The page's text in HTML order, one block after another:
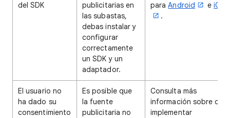
del SDK
publicitarias en
las subastas,
debas instalar y
configurar
correctamente
un SDK y un
adaptador.
paraAndroid eiOS
.
El usuario no
ha dado su
consentimiento
Es posible que
la fuente
publicitaria no
Consulta más
información sobre
implementar